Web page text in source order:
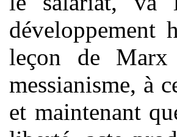
développement
leçon de Marx
messianisme, à
et maintenant